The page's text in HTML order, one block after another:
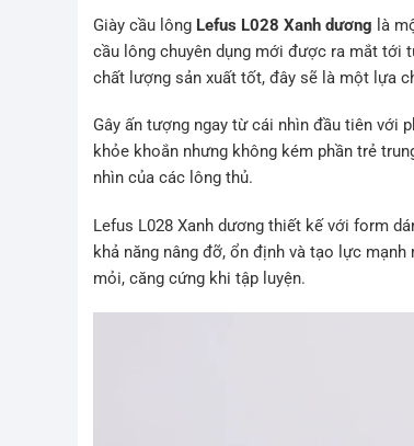
Giày cầu lông Lefus L028 Xanh dương là
cầu lông chuyên dụng mới được ra mắt tới
chất lượng sản xuất tốt, đây sẽ là một lựa
Gây ấn tượng ngay từ cái nhìn đầu tiên với
khỏe khoắn nhưng không kém phần trẻ
nhìn của các lông thủ.
Lefus L028 Xanh dương thiết kế với form
khả năng nâng đỡ, ổn định và tạo lực
mỏi, căng cứng khi tập luyện.